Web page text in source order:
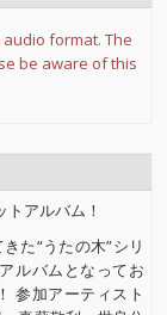
format. The
be aware of this
アルバム！
た“うたの木”シリ
ルバムとなってお
参加アーティスト